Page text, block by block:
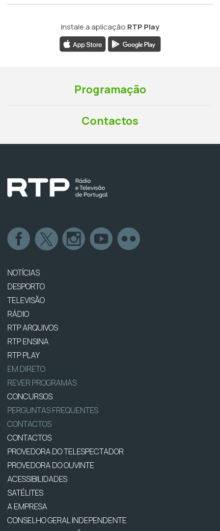
Instale a aplicação RTP Play
Programação
Contactos
NOTÍCIAS
DESPORTO
TELEVISÃO
RÁDIO
RTP ARQUIVOS
RTP ENSINA
RTP PLAY
EM DIRETO
REVER PROGRAMAS
CONCURSOS
PERGUNTAS FREQUENTES
CONTACTOS
CONTACTOS
PROVEDORA DO TELESPECTADOR
PROVEDORA DO OUVINTE
ACESSIBILIDADES
SATÉLITES
A EMPRESA
CONSELHO GERAL INDEPENDENTE